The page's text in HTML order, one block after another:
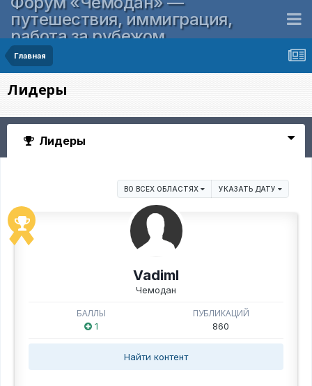
путешествия, иммиграция,
работа за рубежом
Главная
Лидеры
Лидеры
ВО ВСЕХ ОБЛАСТЯХ УКАЗАТЬ ДАТУ
VadimI
Чемодан
БАЛЛЫ
1
ПУБЛИКАЦИЙ
860
Найти контент